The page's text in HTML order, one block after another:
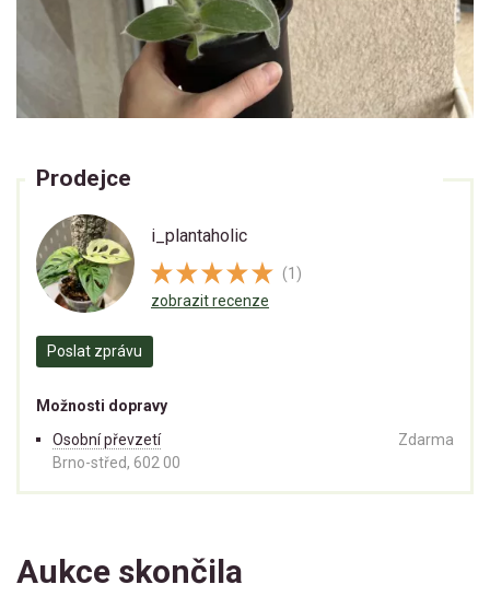
Prodejce
i_plantaholic
(1)
zobrazit recenze
Poslat zprávu
Možnosti dopravy
Osobní převzetí
Brno-střed, 602 00
Zdarma
Aukce skončila